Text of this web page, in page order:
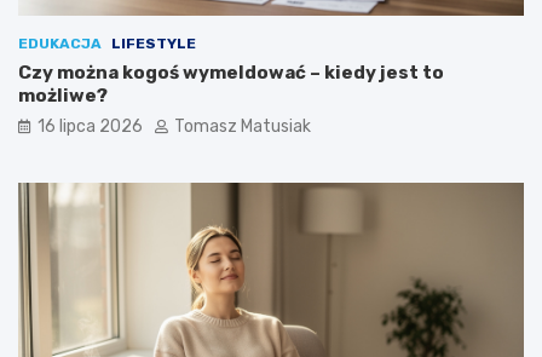
EDUKACJA LIFESTYLE
Czy można kogoś wymeldować – kiedy jest to
możliwe?
16 lipca 2026 Tomasz Matusiak